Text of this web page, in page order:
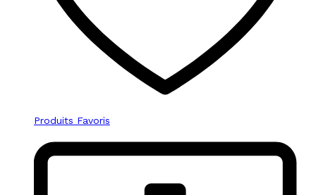
Produits Favoris